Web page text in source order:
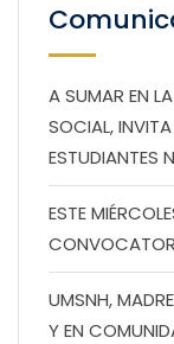
A SUMAR EN
SOCIAL,
ESTUDIANTES
ESTE
UMSNH,
Y EN